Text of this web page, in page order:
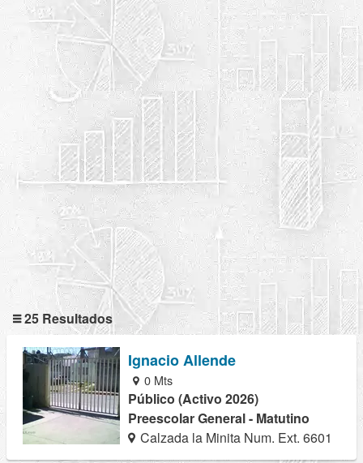
25 Resultados
Ignacio Allende
0 Mts
Público (Activo 2026)
Preescolar General - Matutino
Calzada la Minita Num. Ext. 6601